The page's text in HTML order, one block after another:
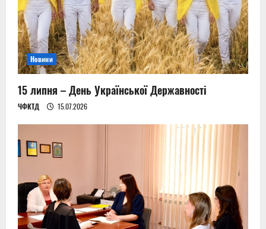
Новини
15 липня – День Української Державності
ЧФКТД 15.07.2026